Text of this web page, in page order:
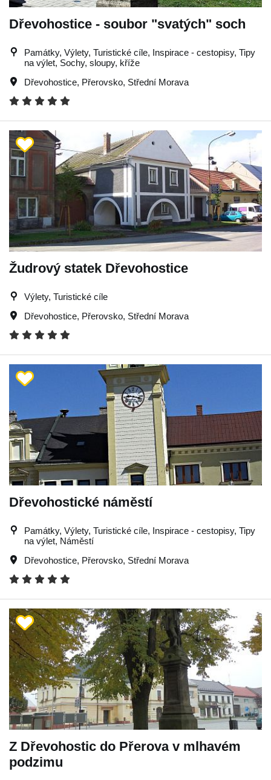
Dřevohostice - soubor "svatých" soch
Památky, Výlety, Turistické cíle, Inspirace - cestopisy, Tipy
na výlet, Sochy, sloupy, kříže
Dřevohostice, Přerovsko, Střední Morava
Žudrový statek Dřevohostice
Výlety, Turistické cíle
Dřevohostice, Přerovsko, Střední Morava
Dřevohostické náměstí
Památky, Výlety, Turistické cíle, Inspirace - cestopisy, Tipy
na výlet, Náměstí
Dřevohostice, Přerovsko, Střední Morava
Z Dřevohostic do Přerova v mlhavém
podzimu